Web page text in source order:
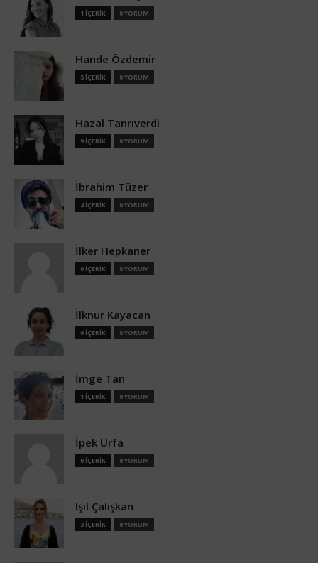
1 İÇERİK 0 YORUM
Hande Özdemir
5 İÇERİK 0 YORUM
Hazal Tanrıverdi
9 İÇERİK 0 YORUM
İbrahim Tüzer
4 İÇERİK 0 YORUM
İlker Hepkaner
0 İÇERİK 0 YORUM
İlknur Kayacan
6 İÇERİK 0 YORUM
İmge Tan
1 İÇERİK 0 YORUM
İpek Urfa
0 İÇERİK 0 YORUM
Işıl Çalışkan
3 İÇERİK 0 YORUM